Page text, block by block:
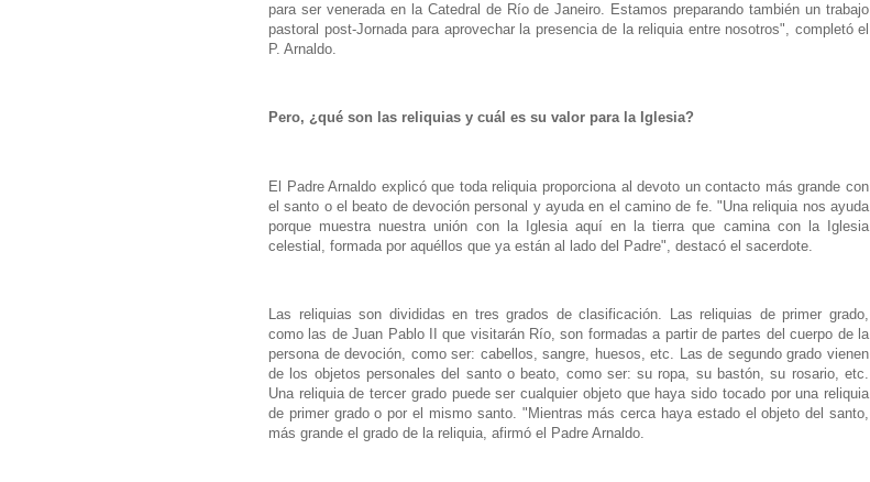
para ser venerada en la Catedral de Río de Janeiro. Estamos preparando también un trabajo
pastoral post-Jornada para aprovechar la presencia de la reliquia entre nosotros", completó el
P. Arnaldo.
Pero, ¿qué son las reliquias y cuál es su valor para la Iglesia?
El Padre Arnaldo explicó que toda reliquia proporciona al devoto un contacto más grande con
el santo o el beato de devoción personal y ayuda en el camino de fe. "Una reliquia nos ayuda
porque muestra nuestra unión con la Iglesia aquí en la tierra que camina con la Iglesia
celestial, formada por aquéllos que ya están al lado del Padre", destacó el sacerdote.
Las reliquias son divididas en tres grados de clasificación. Las reliquias de primer grado,
como las de Juan Pablo II que visitarán Río, son formadas a partir de partes del cuerpo de la
persona de devoción, como ser: cabellos, sangre, huesos, etc. Las de segundo grado vienen
de los objetos personales del santo o beato, como ser: su ropa, su bastón, su rosario, etc.
Una reliquia de tercer grado puede ser cualquier objeto que haya sido tocado por una reliquia
de primer grado o por el mismo santo. "Mientras más cerca haya estado el objeto del santo,
más grande el grado de la reliquia, afirmó el Padre Arnaldo.